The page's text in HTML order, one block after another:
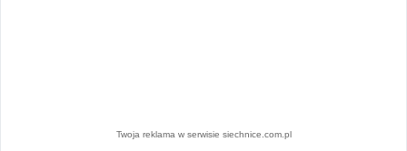
Twoja reklama w serwisie siechnice.com.pl